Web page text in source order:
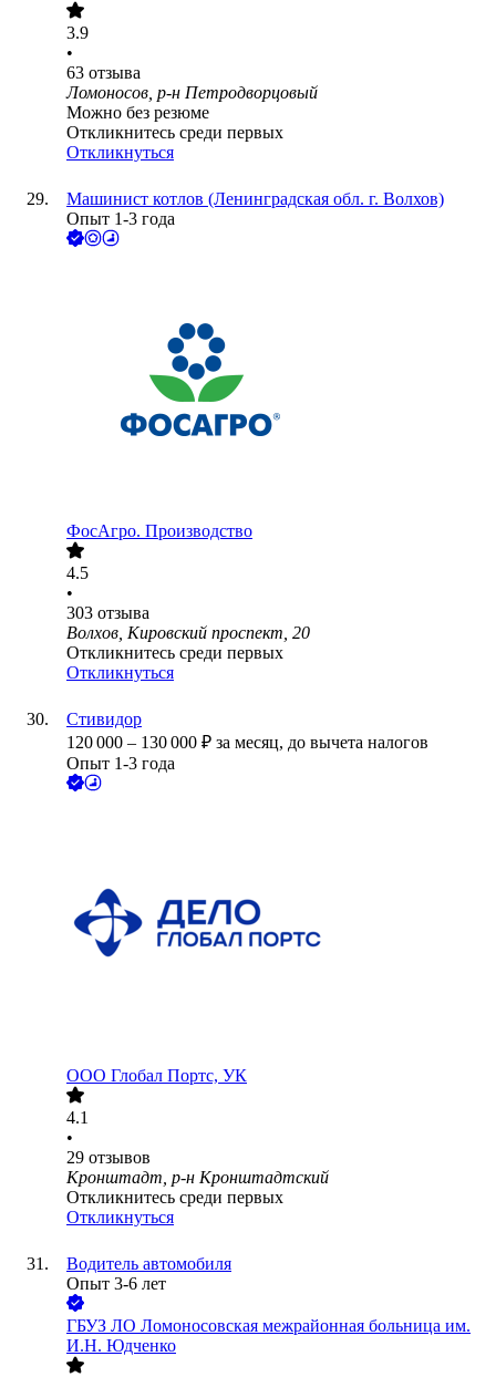
3.9
•
63 отзыва
Ломоносов, р-н Петродворцовый
Можно без резюме
Откликнитесь среди первых
Откликнуться
Машинист котлов (Ленинградская обл. г. Волхов)
Опыт 1-3 года
ФосАгро. Производство
4.5
•
303 отзыва
Волхов, Кировский проспект, 20
Откликнитесь среди первых
Откликнуться
Стивидор
120 000 – 130 000 ₽ за месяц, до вычета налогов
Опыт 1-3 года
ООО Глобал Портс, УК
4.1
•
29 отзывов
Кронштадт, р-н Кронштадтский
Откликнитесь среди первых
Откликнуться
Водитель автомобиля
Опыт 3-6 лет
ГБУЗ ЛО Ломоносовская межрайонная больница им.
И.Н. Юдченко